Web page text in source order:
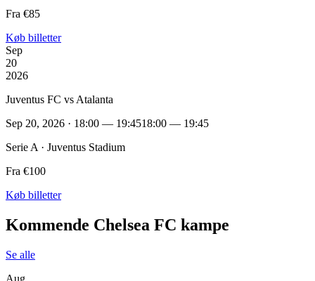
Fra €85
Køb billetter
Sep
20
2026
Juventus FC vs Atalanta
Sep 20, 2026 · 18:00 — 19:4518:00 — 19:45
Serie A · Juventus Stadium
Fra €100
Køb billetter
Kommende Chelsea FC kampe
Se alle
Aug